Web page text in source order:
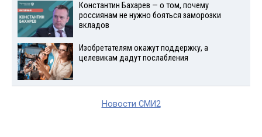
Константин Бахарев — о том, почему
россиянам не нужно бояться заморозки
вкладов
Изобретателям окажут поддержку, а
целевикам дадут послабления
Новости СМИ2